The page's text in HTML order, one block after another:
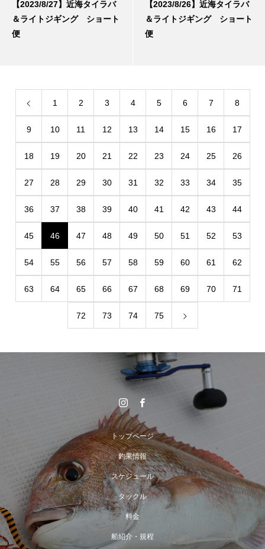
【2023/8/27】近海タイラバ
＆ライトジギング ショート
便
【2023/8/26】近海タイラバ
＆ライトジギング ショート
便
1 2 3 4 5 6 7 8
9 10 11 12 13 14 15 16 17
18 19 20 21 22 23 24 25 26
27 28 29 30 31 32 33 34 35
36 37 38 39 40 41 42 43 44
45 46 47 48 49 50 51 52 53
54 55 56 57 58 59 60 61 62
63 64 65 66 67 68 69 70 71
72 73 74 75
トップページ
釣果情報
スケジュール
タックル
料金
船紹介・規程